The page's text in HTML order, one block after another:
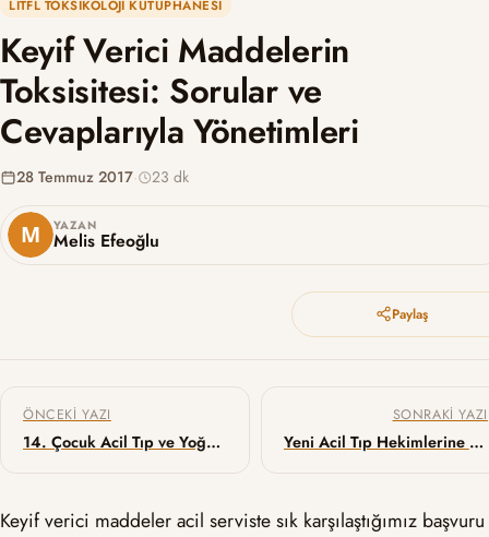
LITFL TOKSIKOLOJI KÜTÜPHANESI
Keyif Verici Maddelerin
Toksisitesi: Sorular ve
Cevaplarıyla Yönetimleri
YAZAN
Melis Efeoğlu
28 Temmuz 2017· 23 dk
Paylaş
Yazı gezinmesi
ÖNCEKI YAZI
14. Çocuk Acil Tıp ve Yoğun Bakım Kongresi
SONRAKI YAZI
Yeni Acil Tıp Hekimlerine 10 Tavsiye
Keyif verici maddeler acil serviste sık karşılaştığımız başvuru